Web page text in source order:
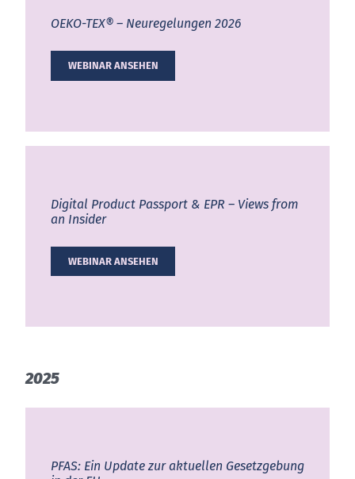
OEKO-TEX® – Neuregelungen 2026
WEBINAR ANSEHEN
Digital Product Passport & EPR – Views from
an Insider
WEBINAR ANSEHEN
2025
PFAS: Ein Up­date zur ak­tu­el­len Ge­setz­ge­bung